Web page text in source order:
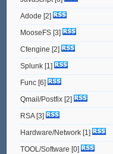
Adode [2]
MooseFS[3]
Cfengine [2]
Splunk[1]
Func[6]
Qmail/Postfix[2]
RSA[3]
Hardware/Network[1]
TOOL/Software [0]